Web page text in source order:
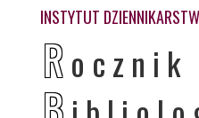
INSTYTUT
Rocznik